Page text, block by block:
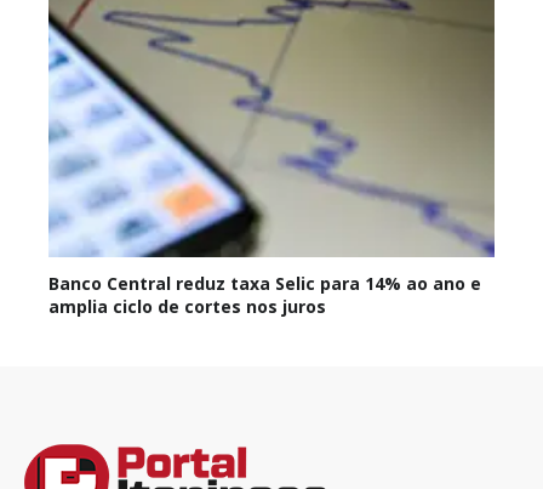
Banco Central reduz taxa Selic para 14% ao ano e
amplia ciclo de cortes nos juros